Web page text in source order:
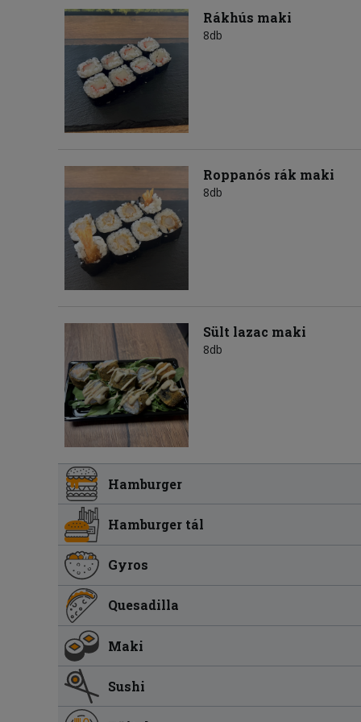
Rákhús maki
8db
Roppanós rák maki
8db
Sült lazac maki
8db
Hamburger
Hamburger tál
Gyros
Quesadilla
Maki
Sushi